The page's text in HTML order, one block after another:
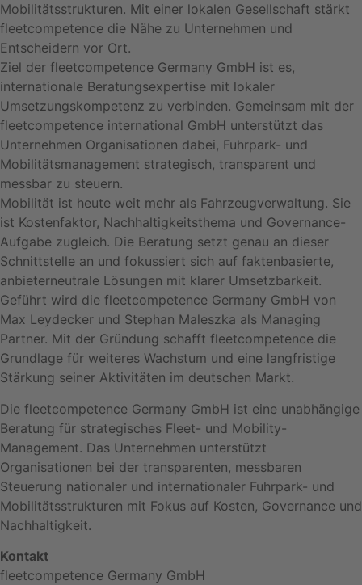
Mobilitätsstrukturen. Mit einer lokalen Gesellschaft stärkt
fleetcompetence die Nähe zu Unternehmen und
Entscheidern vor Ort.
Ziel der fleetcompetence Germany GmbH ist es,
internationale Beratungsexpertise mit lokaler
Umsetzungskompetenz zu verbinden. Gemeinsam mit der
fleetcompetence international GmbH unterstützt das
Unternehmen Organisationen dabei, Fuhrpark- und
Mobilitätsmanagement strategisch, transparent und
messbar zu steuern.
Mobilität ist heute weit mehr als Fahrzeugverwaltung. Sie
ist Kostenfaktor, Nachhaltigkeitsthema und Governance-
Aufgabe zugleich. Die Beratung setzt genau an dieser
Schnittstelle an und fokussiert sich auf faktenbasierte,
anbieterneutrale Lösungen mit klarer Umsetzbarkeit.
Geführt wird die fleetcompetence Germany GmbH von
Max Leydecker und Stephan Maleszka als Managing
Partner. Mit der Gründung schafft fleetcompetence die
Grundlage für weiteres Wachstum und eine langfristige
Stärkung seiner Aktivitäten im deutschen Markt.
Die fleetcompetence Germany GmbH ist eine unabhängige
Beratung für strategisches Fleet- und Mobility-
Management. Das Unternehmen unterstützt
Organisationen bei der transparenten, messbaren
Steuerung nationaler und internationaler Fuhrpark- und
Mobilitätsstrukturen mit Fokus auf Kosten, Governance und
Nachhaltigkeit.
Kontakt
fleetcompetence Germany GmbH